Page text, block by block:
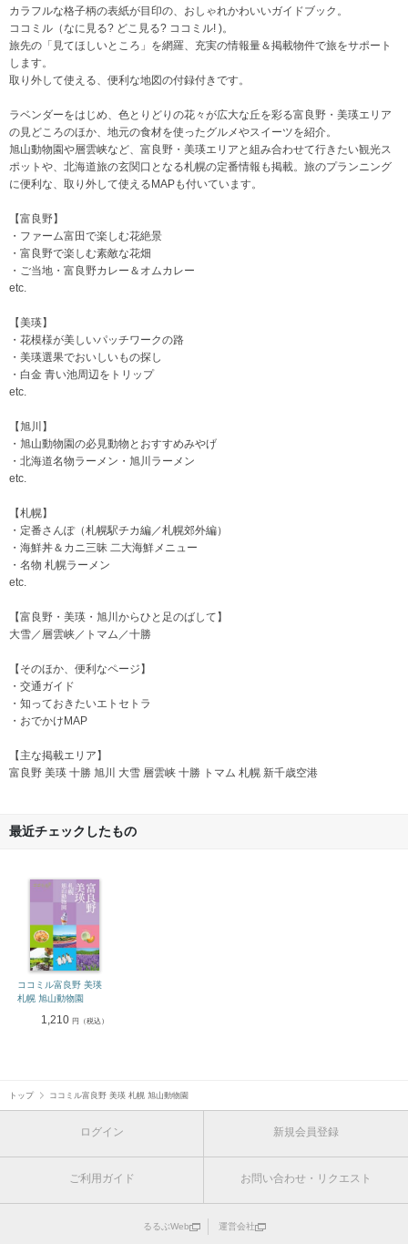
カラフルな格子柄の表紙が目印の、おしゃれかわいいガイドブック。
ココミル（なに見る? どこ見る? ココミル! )。
旅先の「見てほしいところ」を網羅、充実の情報量＆掲載物件で旅をサポート
します。
取り外して使える、便利な地図の付録付きです。
ラベンダーをはじめ、色とりどりの花々が広大な丘を彩る富良野・美瑛エリア
の見どころのほか、地元の食材を使ったグルメやスイーツを紹介。
旭山動物園や層雲峡など、富良野・美瑛エリアと組み合わせて行きたい観光ス
ポットや、北海道旅の玄関口となる札幌の定番情報も掲載。旅のプランニング
に便利な、取り外して使えるMAPも付いています。
【富良野】
・ファーム富田で楽しむ花絶景
・富良野で楽しむ素敵な花畑
・ご当地・富良野カレー＆オムカレー
etc.
【美瑛】
・花模様が美しいパッチワークの路
・美瑛選果でおいしいもの探し
・白金 青い池周辺をトリップ
etc.
【旭川】
・旭山動物園の必見動物とおすすめみやげ
・北海道名物ラーメン・旭川ラーメン
etc.
【札幌】
・定番さんぽ（札幌駅チカ編／札幌郊外編）
・海鮮丼＆カニ三昧 二大海鮮メニュー
・名物 札幌ラーメン
etc.
【富良野・美瑛・旭川からひと足のばして】
大雪／層雲峡／トマム／十勝
【そのほか、便利なページ】
・交通ガイド
・知っておきたいエトセトラ
・おでかけMAP
【主な掲載エリア】
富良野 美瑛 十勝 旭川 大雪 層雲峡 十勝 トマム 札幌 新千歳空港
最近チェックしたもの
ココミル富良野 美瑛
札幌 旭山動物園
1,210円（税込）
トップ ココミル富良野 美瑛 札幌 旭山動物園
ログイン 新規会員登録
ご利用ガイド お問い合わせ・リクエスト
るるぶWeb 運営会社